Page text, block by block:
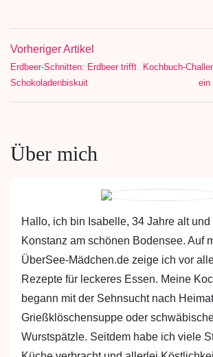
Vorheriger Artikel
Erdbeer-Schnitten: Erdbeer trifft
Schokoladenbiskuit
Kochbuch-
ein
Über mich
Hallo, ich bin Isabelle, 34 Jahre alt und
Konstanz am schönen Bodensee. Auf
ÜberSee-Mädchen.de zeige ich vor
Rezepte für leckeres Essen. Meine
begann mit der Sehnsucht nach
Grießklöschensuppe oder
Wurstspätzle. Seitdem habe ich viele